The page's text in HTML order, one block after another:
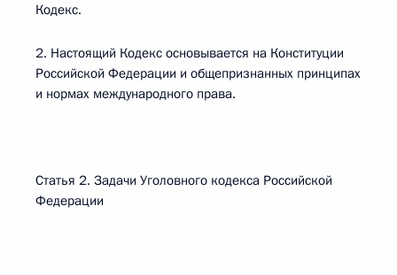
Кодекс.
2. Настоящий Кодекс основывается на Конституции
Российской Федерации и общепризнанных принципах
и нормах международного права.
Статья 2. Задачи Уголовного кодекса Российской
Федерации